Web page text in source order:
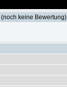
(noch keine Bewertung)